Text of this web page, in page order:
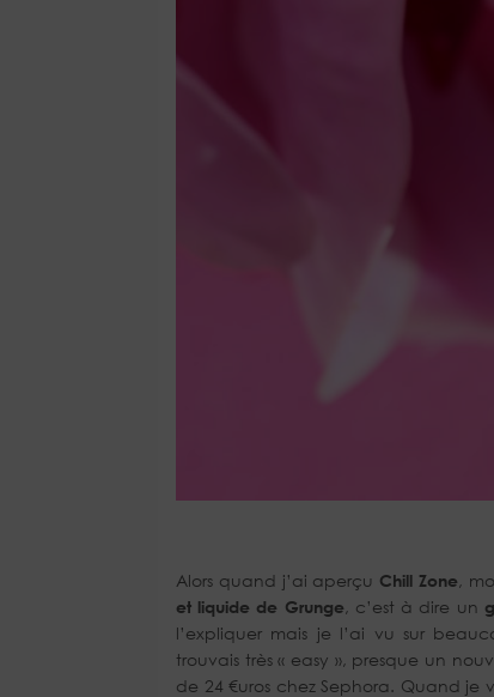
Alors quand j’ai aperçu Chill Zone,
et liquide de Grunge, c’est à dire un
l’expliquer mais je l’ai vu sur
trouvais très « easy », presque un
de 24 €uros chez Sephora. Quand je